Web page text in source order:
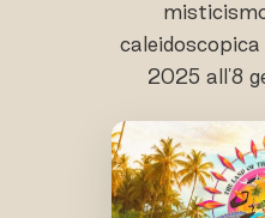
2025 all'8